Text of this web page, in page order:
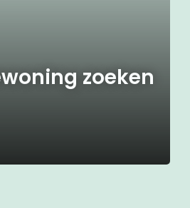
zoeken